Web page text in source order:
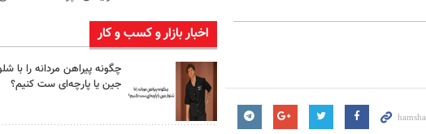
اخبار بازار و کسب و کار
چگونه پیراهن مردانه را با
جین یا پارچه‌ای ست کنیم؟